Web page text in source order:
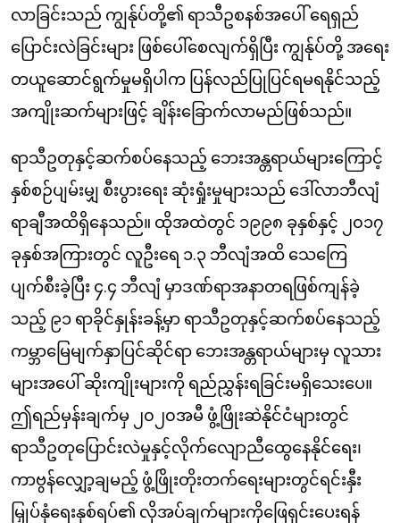
လာခြင်းသည် ကျွန်ုပ်တို့၏ ရာသီဥစနစ်အပေါ် ရေရှည်
ပြောင်းလဲခြင်းများ ဖြစ်ပေါ်စေလျက်ရှိပြီး ကျွန်ုပ်တို့ အရေး
တယူဆောင်ရွက်မှုမရှိပါက ပြန်လည်ပြုပြင်ရမရနိုင်သည့်
အကျိုးဆက်များဖြင့် ချိန်းခြောက်လာမည်ဖြစ်သည်။
ရာသီဥတုနှင့်ဆက်စပ်နေသည့် ဘေးအန္တရာယ်များကြောင့်
နှစ်စဉ်ပျမ်းမျှ စီးပွားရေး ဆုံးရှုံးမှုများသည် ဒေါ်လာဘီလျံ
ရာချီအထိရှိနေသည်။ ထိုအထဲတွင် ၁၉၉၈ ခုနှစ်နှင့် ၂၀၁၇
ခုနှစ်အကြားတွင် လူဦးရေ ၁.၃ ဘီလျံအထိ သေကြေ
ပျက်စီးခဲ့ပြီး ၄.၄ ဘီလျံ မှာဒဏ်ရာအနာတရဖြစ်ကျန်ခဲ့
သည့် ၉၁ ရာခိုင်နှုန်းခန့်မှာ ရာသီဥတုနှင့်ဆက်စပ်နေသည့်
ကမ္ဘာမြေမျက်နှာပြင်ဆိုင်ရာ ဘေးအန္တရာယ်များမှ လူသား
များအပေါ် ဆိုးကျိုးများကို ရည်ညွှန်းရခြင်းမရှိသေးပေ။
ဤရည်မှန်းချက်မှ ၂၀၂၀အမီ ဖွံ့ဖြိုးဆဲနိုင်ငံများတွင်
ရာသီဥတုပြောင်းလဲမှုနှင့်လိုက်လျောညီထွေနေနိုင်ရေး၊
ကာဗွန်လျှော့ချမည့် ဖွံ့ဖြိုးတိုးတက်ရေးများတွင်ရင်းနှီး
မြှုပ်နှံရေးနှစ်ရပ်၏ လိုအပ်ချက်များကိုဖြေရှင်းပေးရန်